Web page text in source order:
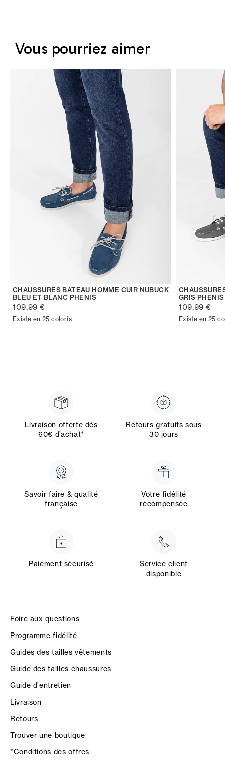
Vous pourriez aimer
CHAUSSURES BATEAU HOMME CUIR NUBUCK
BLEU ET BLANC PHENIS
109,99 €
Existe en 25 coloris
GRIS PHENIS
109,99 €
Existe en 25
Livraison offerte dès
60€ d’achat*
Retours gratuits sous
30 jours
Savoir faire & qualité
française
Votre fidélité
récompensée
Paiement sécurisé
Service client
disponible
Foire aux questions
Programme fidélité
Guides des tailles vêtements
Guide des tailles chaussures
Guide d'entretien
Livraison
Retours
Trouver une boutique
*Conditions des offres